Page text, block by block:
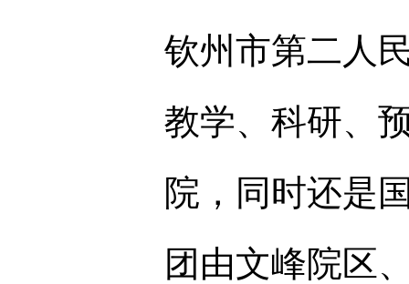
钦州市第二人
教学、科研、
院，同时还是
团由文峰院区